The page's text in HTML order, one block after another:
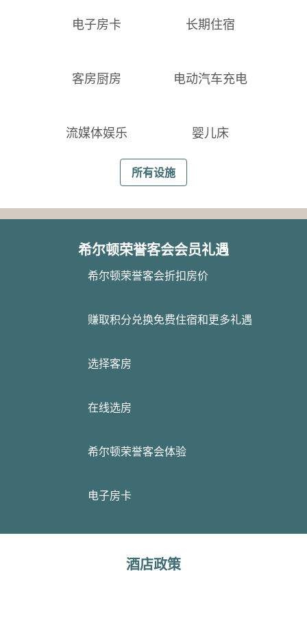
电子房卡 长期住宿
客房厨房 电动汽车充电
流媒体娱乐 婴儿床
所有设施
希尔顿荣誉客会会员礼遇
希尔顿荣誉客会折扣房价
赚取积分兑换免费住宿和更多礼遇
选择客房
在线选房
希尔顿荣誉客会体验
电子房卡
酒店政策